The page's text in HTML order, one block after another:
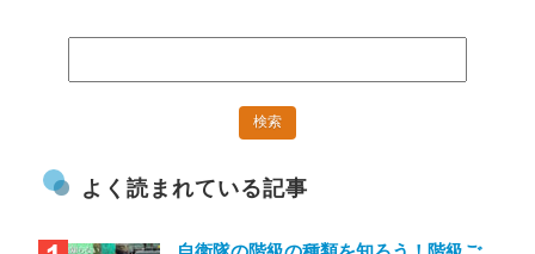
よく読まれている記事